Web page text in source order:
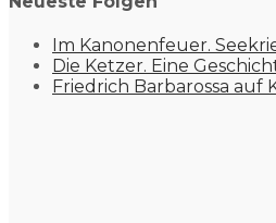
Im Kanonenfeuer.
Die Ketzer. Eine
Friedrich Barbarossa auf